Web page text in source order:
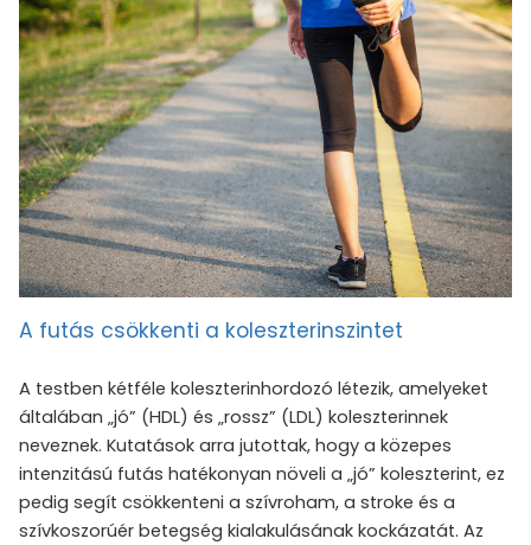
A futás csökkenti a koleszterinszintet
A testben kétféle koleszterinhordozó létezik, amelyeket
általában „jó” (HDL) és „rossz” (LDL) koleszterinnek
neveznek. Kutatások arra jutottak, hogy a közepes
intenzitású futás hatékonyan növeli a „jó” koleszterint, ez
pedig segít csökkenteni a szívroham, a stroke és a
szívkoszorúér betegség kialakulásának kockázatát. Az